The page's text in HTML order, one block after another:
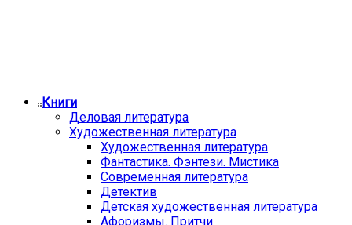
Книги
Деловая литература
Художественная литература
Художественная литература
Фантастика. Фэнтези. Мистика
Современная литература
Детектив
Детская художественная литература
Афоризмы. Притчи